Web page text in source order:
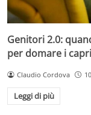
Genitori 2.0:
per domare i
Claudio Cordova
Leggi di più